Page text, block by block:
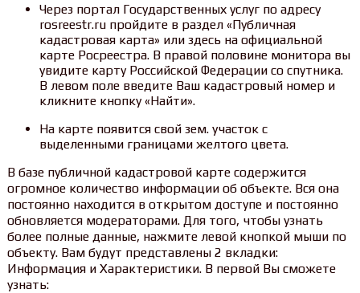
Через портал Государственных услуг по адресу
rosreestr.ru пройдите в раздел «Публичная
кадастровая карта» или здесь на официальной
карте Росреестра. В правой половине монитора вы
увидите карту Российской Федерации со спутника.
В левом поле введите Ваш кадастровый номер и
кликните кнопку «Найти».
На карте появится свой зем. участок с
выделенными границами желтого цвета.
В базе публичной кадастровой карте содержится
огромное количество информации об объекте. Вся она
постоянно находится в открытом доступе и постоянно
обновляется модераторами. Для того, чтобы узнать
более полные данные, нажмите левой кнопкой мыши по
объекту. Вам будут представлены 2 вкладки:
Информация и Характеристики. В первой Вы сможете
узнать: